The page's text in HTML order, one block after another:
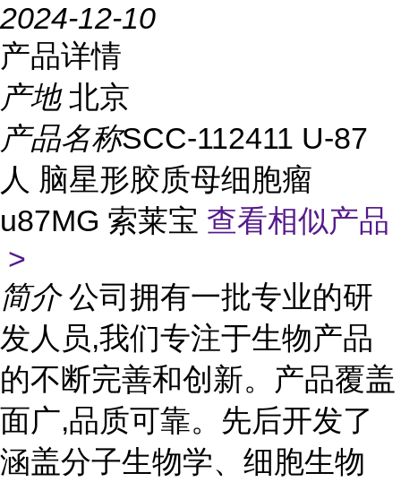
2024-12-10
产品详情
产地 北京
产品名称SCC-112411 U-87
人 脑星形胶质母细胞瘤
u87MG 索莱宝 查看相似产品
>
简介 公司拥有一批专业的研
发人员,我们专注于生物产品
的不断完善和创新。产品覆盖
面广,品质可靠。先后开发了
涵盖分子生物学、细胞生物